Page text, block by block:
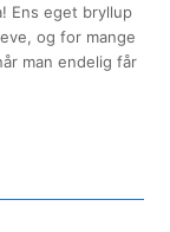
Ens eget bryllup
og for mange
man endelig får